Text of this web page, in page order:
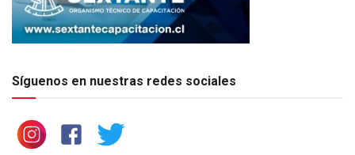
Síguenos en nuestras redes sociales